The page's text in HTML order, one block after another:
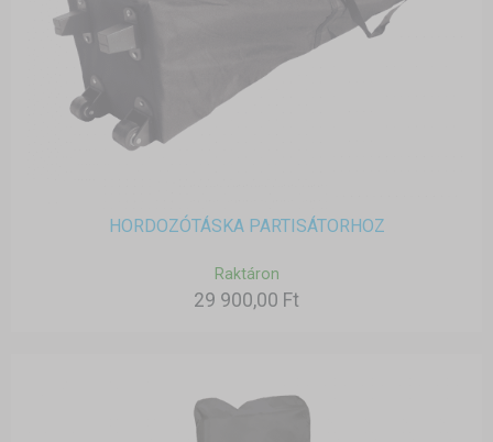
HORDOZÓTÁSKA PARTISÁTORHOZ
Raktáron
29 900,00 Ft